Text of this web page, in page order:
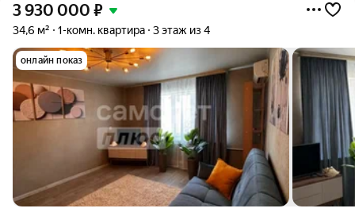
3 930 000 ₽
34,6 м² 1-комн. квартира 3 этаж из 4
онлайн показ